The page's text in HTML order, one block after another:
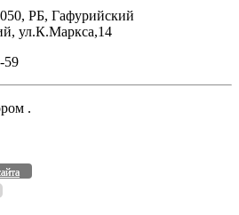
РБ, Гафурийский
ул.К.Маркса,14
59
.